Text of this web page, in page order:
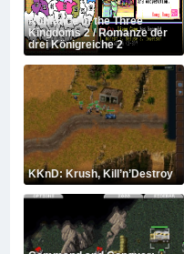
Romance of the Three
Kingdoms 2 / Romanze der
drei Königreiche 2
KKnD: Krush, Kill’n’Destroy